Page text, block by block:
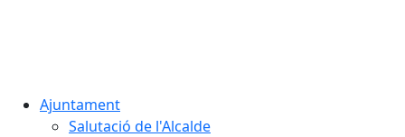
Ajuntament
Salutació de l'Alcalde